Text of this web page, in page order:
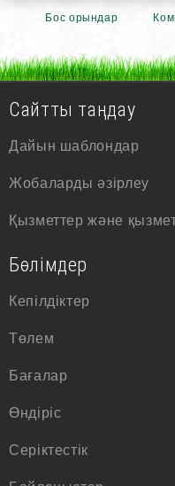
Бос орындар
Сайтты таңдау
Дайын шаблондар
Жобаларды әзірлеу
Қызметтер және
Бөлімдер
Кепілдіктер
Төлем
Бағалар
Өндіріс
Серіктестік